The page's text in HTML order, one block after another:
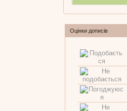
Оцінки дописів